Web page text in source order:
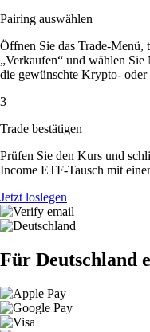
Pairing auswählen
Öffnen Sie das Trade-Menü,
„Verkaufen“ und wählen
die gewünschte Krypto- oder
3
Trade bestätigen
Prüfen Sie den Kurs und
Income ETF-Tausch mit
Jetzt loslegen
Für Deutschland